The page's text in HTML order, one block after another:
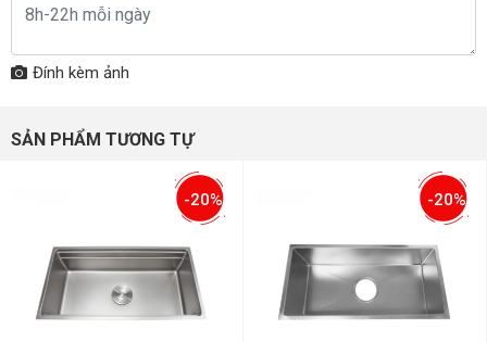
Đính kèm ảnh
SẢN PHẨM TƯƠNG TỰ
-20% -20%